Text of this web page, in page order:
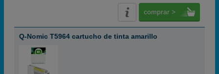
comprar >
Q-Nomic T5964 cartucho de tinta amarillo